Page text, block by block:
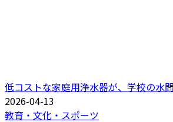
低コストな家庭用浄水器が、学校の水
2026-04-13
教育・文化・スポーツ